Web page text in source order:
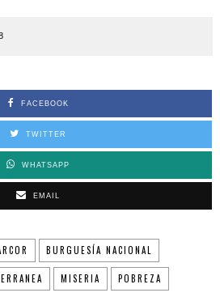
FACEBOOK
TWITTER
WHATSAPP
EMAIL
BURGUESÍA NACIONAL
MISERIA POBREZA